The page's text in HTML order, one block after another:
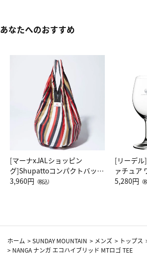
あなたへのおすすめ
[マーナxJALショッピン
グ]Shupattoコンパクトバッグ
Drop JAL客室乗務員（LC）ス
3,960円 （税込）
[リーデル
ァチュア
ト（レッ
5,280円 （
ホーム >SUNDAY MOUNTAIN > メンズ > トップス
> NANGA ナンガ エコハイブリッド MTロゴ TEE